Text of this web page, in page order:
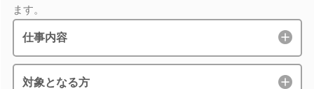
ます。
仕事内容
対象となる方